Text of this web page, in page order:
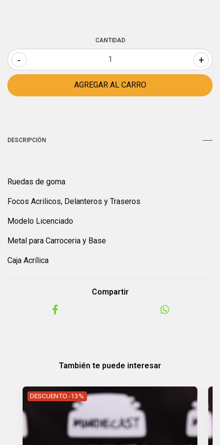
CANTIDAD
- +
DESCRIPCIÓN
Ruedas de goma
Focos Acrilicos, Delanteros y Traseros
Modelo Licenciado
Metal para Carroceria y Base
Caja Acrílica
Compartir
También te puede interesar
DESCUENTO -13%